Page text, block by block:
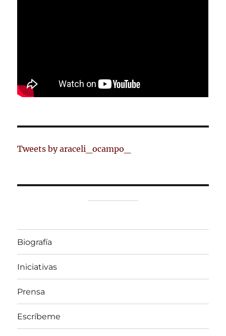
Tweets by araceli_ocampo_
Biografía
Iniciativas
Prensa
Escríbeme